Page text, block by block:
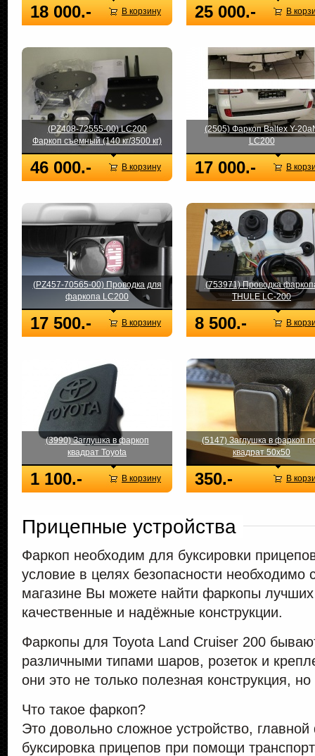
18 000.- В корзину 25 000.- В
(PZ408-72555-00) LC200
Фаркоп съемный (140 кг/3500 кг)
46 000.- В корзину
(2505) Фаркоп Baltex Y-
LC200
17 000.- В
(PZ457-70565-00) Проводка для
фаркопа LC200
17 500.- В корзину
(753971) Проводка
THULE LC-200
8 500.- В
(3990) Заглушка в фаркоп
квадрат Toyota
1 100.- В корзину
(5147) Заглушка в фаркоп
квадрат 50х50
350.- В
Прицепные устройства
Фаркоп необходим для буксировки
условие в целях безопасности
магазине Вы можете найти фаркопы лучших
качественные и надёжные конструкции.
Фаркопы для Toyota Land Cruiser 200
различными типами шаров, розеток и
они это не только полезная конструкция,
Что такое фаркоп?
Это довольно сложное устройство, главной
буксировка прицепов при помощи